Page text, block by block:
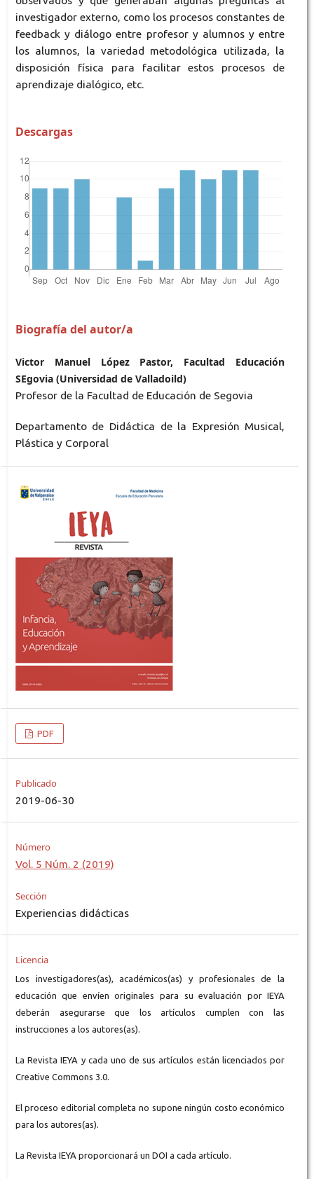
investigador externo, como los procesos constantes de
feedback y diálogo entre profesor y alumnos y entre
los alumnos, la variedad metodológica utilizada, la
disposición física para facilitar estos procesos de
aprendizaje dialógico, etc.
Descargas
Biografía del autor/a
Victor Manuel López Pastor, Facultad Educación
SEgovia (Universidad de Valladoild)
Profesor de la Facultad de Educación de Segovia
Departamento de Didáctica de la Expresión Musical,
Plástica y Corporal
PDF
Publicado
2019-06-30
Número
Vol. 5 Núm. 2 (2019)
Sección
Experiencias didácticas
Licencia
Los investigadores(as), académicos(as) y profesionales de la
educación que envíen originales para su evaluación por IEYA
deberán asegurarse que los artículos cumplen con las
instrucciones a los autores(as).
La Revista IEYA y cada uno de sus artículos están licenciados por
Creative Commons 3.0.
El proceso editorial completa no supone ningún costo económico
para los autores(as).
La Revista IEYA proporcionará un DOI a cada artículo.